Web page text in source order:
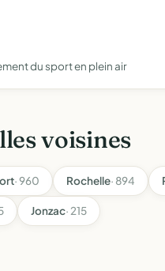
du sport en plein air
voisines
· 960 Rochelle· 894
Jonzac· 215